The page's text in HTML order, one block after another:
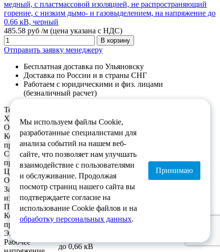
485.58 руб /м (цена указана с НДС)
В корзину
Отправить заявку менеджеру
Бесплатная доставка по Ульяновску
Доставка по России и в страны СНГ
Работаем с юридическими и физ. лицами
(безналичный расчет)
Технические характеристики
Характеристика
Основные характеристики
Количество
проводников
4
Сечение
проводника
16кв. мм
Цвет
черный
Общие характеристики
Завод-
изготовитель
Энергокабель (г. Электроугли)
Проводник
Конструкция
проводников
однопроволочная (solid)
Электрические характеристики
Рабочее
до 0,66 кВ
Мы используем файлы Cookie,
разработанные специалистами для
анализа событий на нашем веб-
сайте, что позволяет нам улучшать
взаимодействие с пользователями
и обслуживание. Продолжая
посмотр страниц нашего сайта вы
подтверждаете согласие на
использование Cookie файлов и на
обработку персональных данных.
Принимаю